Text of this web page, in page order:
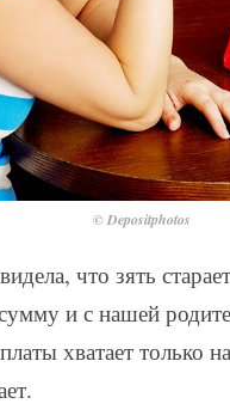
© Depositphotos
что зять
и с нашей
хватает